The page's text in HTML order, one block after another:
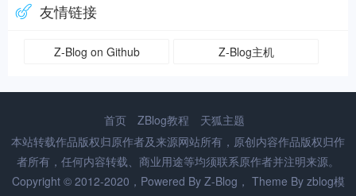
友情链接
Z-Blog on Github Z-Blog主机
首页 ZBlog教程
天狐主题
本站转载作品版权归原作者及来源网站所有，原创内容作品版权归作
者所有，任何内容转载、商业用途等均须联系原作者并注明来源。
Copyright © 2012-2020，Powered By Z-Blog ， Theme By zblog模